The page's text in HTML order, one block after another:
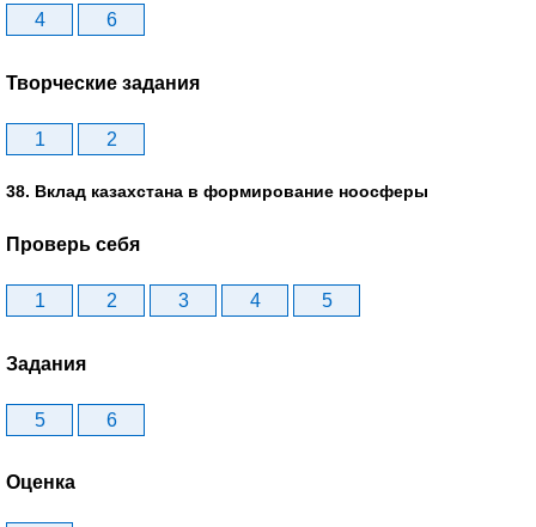
4 6
Творческие задания
1 2
38. Вклад казахстана в формирование ноосферы
Проверь себя
1 2 3 4 5
Задания
5 6
Оценка